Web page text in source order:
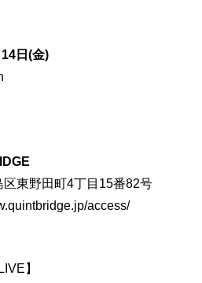
日(金)
区東野田町4丁目15番82号
access/
】